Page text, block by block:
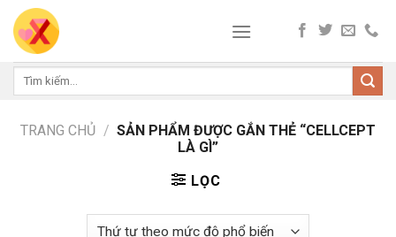
Skip
content
Tìm
TRANG CHỦ / SẢN PHẨM ĐƯỢC GẮN THẺ “CELLCEPT
LÀ GÌ”
LỌC